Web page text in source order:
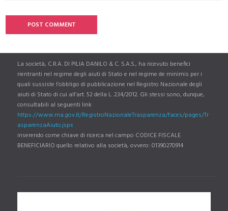
La società, C.R.A. DI PILIA DANILO & C. S.A.S., ha ricevuto benefici
rientranti nel regime degli aiuti di Stato e nel regime de minimis per i
quali sussiste l’obbligo di pubblicazione nel Registro Nazionale degli
aiuti di Stato di cui all’art. 52 della L. 234/2012. Gli stessi sono, dunque,
consultabili al seguenti link
https://www.rna.gov.it/RegistroNazionaleTrasparenza/faces/pages/Tr
asparenzaAiuto.jspx
inserendo come chiave di ricerca nel campo CODICE FISCALE
BENEFICIARIO quello relativo alla società, ovvero: 01390270914